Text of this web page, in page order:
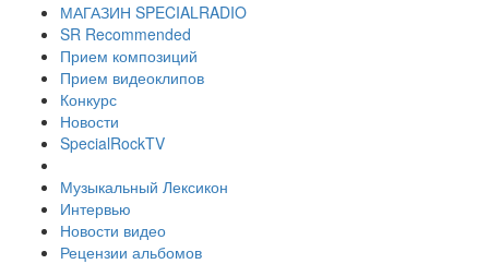
МАГАЗИН SPECIALRADIO
SR Recommended
Прием композиций
Прием видеоклипов
Конкурс
Новости
SpecialRockTV
Музыкальный Лексикон
Интервью
Новости видео
Рецензии альбомов